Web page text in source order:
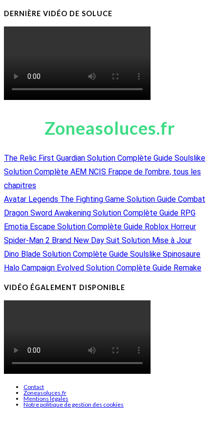
DERNIÈRE VIDÉO DE SOLUCE
Zoneasoluces.fr
The Relic First Guardian Solution Complète Guide Soulslike
Solution Complète AEM NCIS Frappe de l’ombre, tous les
chapitres
Avatar Legends The Fighting Game Solution Guide Combat
Dragon Sword Awakening Solution Complète Guide RPG
Emotia Escape Solution Complète Guide Roblox Horreur
Spider-Man 2 Brand New Day Suit Solution Mise à Jour
Dino Blade Solution Complète Guide Soulslike Spinosaure
Halo Campaign Evolved Solution Complète Guide Remake
VIDÉO ÉGALEMENT DISPONIBLE
Contact
Zoneasoluces.fr
Mentions légales
Notre politique de gestion des cookies